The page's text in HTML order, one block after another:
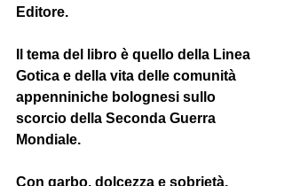
Editore.
Il tema del libro è quello della Linea
Gotica e della vita delle comunità
appenniniche bolognesi sullo
scorcio della Seconda Guerra
Mondiale.
Con garbo, dolcezza e sobrietà,